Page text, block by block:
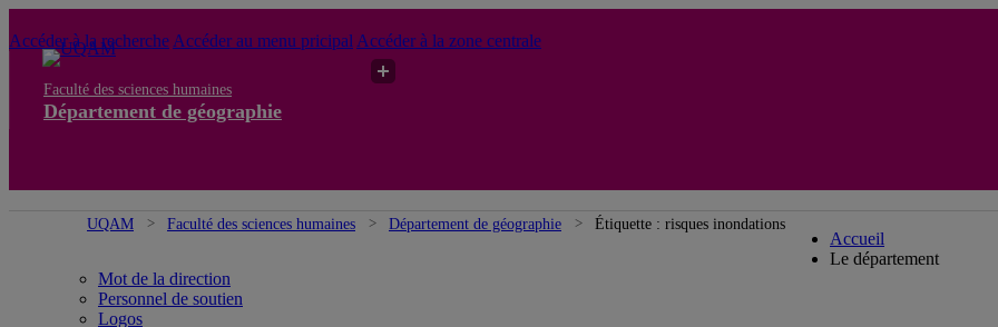
Accéder à la recherche Accéder au menu pricipal Accéder à la zone centrale
Faculté des sciences humaines
Département de géographie
UQAM Faculté des sciences humaines Département de géographie Étiquette : risques inondations
Accueil
Le département
Mot de la direction
Personnel de soutien
Logos